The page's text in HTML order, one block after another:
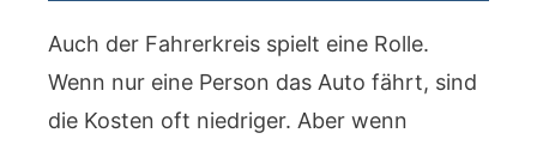
Auch der Fahrerkreis spielt eine Rolle.
Wenn nur eine Person das Auto fährt, sind
die Kosten oft niedriger. Aber wenn